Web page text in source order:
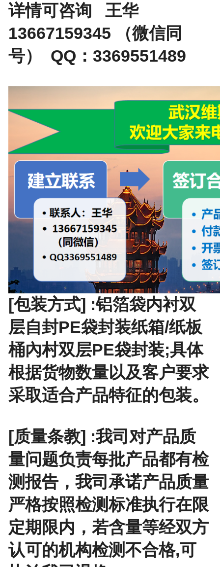
详情可咨询 王华
13667159345 （微信同
号） QQ：3369551489
[包装方式] :铝箔袋内衬双
层自封PE袋封装纸箱/纸板
桶內村双层PE袋封装;具体
根据货物数量以及客户要求
采取适合产品特征的包装。
[质量条教] :我司对产品质
量问题负责每批产品都有检
测报告，我司承诺产品质量
严格按照检测标准执行在限
定期限内，若含量等经双方
认可的机构检测不合格,可